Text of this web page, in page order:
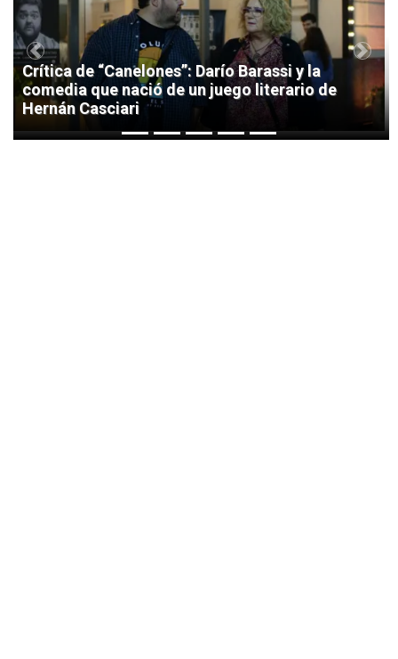
Crítica de “Canelones”: Darío Barassi y la
comedia que nació de un juego literario de
Hernán Casciari
Previous Next